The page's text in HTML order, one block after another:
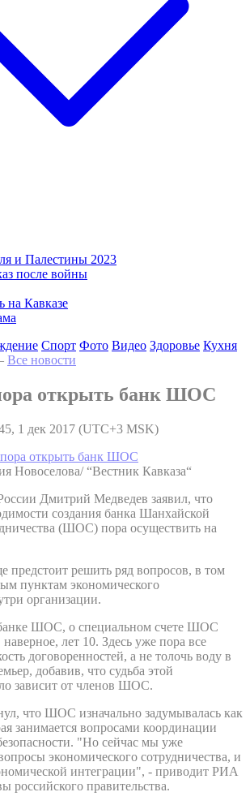
и Палестины 2023
после войны
на Кавказе
Спорт Фото Видео Здоровье Кухня
Все новости
открыть банк ШОС
1 дек 2017 (UTC+3 MSK)
Новоселова/ “Вестник Кавказа“
Дмитрий Медведев заявил, что
создания банка Шанхайской
(ШОС) пора осуществить на
предстоит решить ряд вопросов, в том
пунктам экономического
организации.
ШОС, о специальном счете ШОС
лет 10. Здесь уже пора все
договоренностей, а не толочь воду в
добавив, что судьба этой
зависит от членов ШОС.
что ШОС изначально задумывалась как
занимается вопросами координации
"Но сейчас мы уже
экономического сотрудничества, и
интеграции", - приводит РИА
российского правительства.